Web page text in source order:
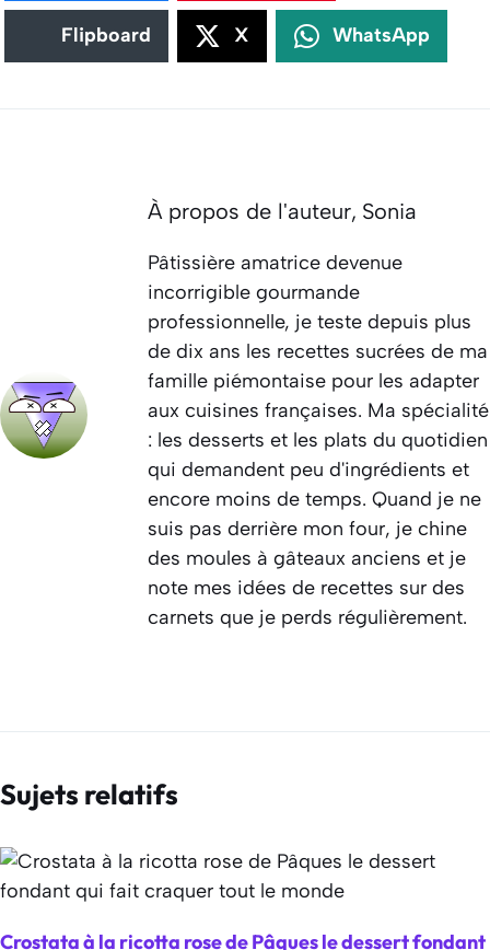
Flipboard X WhatsApp
À propos de l'auteur, Sonia
Pâtissière amatrice devenue
incorrigible gourmande
professionnelle, je teste depuis plus
de dix ans les recettes sucrées de ma
famille piémontaise pour les adapter
aux cuisines françaises. Ma spécialité
: les desserts et les plats du quotidien
qui demandent peu d'ingrédients et
encore moins de temps. Quand je ne
suis pas derrière mon four, je chine
des moules à gâteaux anciens et je
note mes idées de recettes sur des
carnets que je perds régulièrement.
Sujets relatifs
Crostata à la ricotta rose de Pâques le dessert fondant